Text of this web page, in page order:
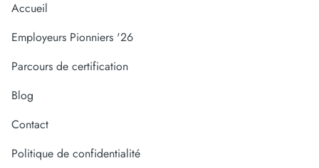
Accueil
Employeurs Pionniers '26
Parcours de certification
Blog
Contact
Politique de confidentialité